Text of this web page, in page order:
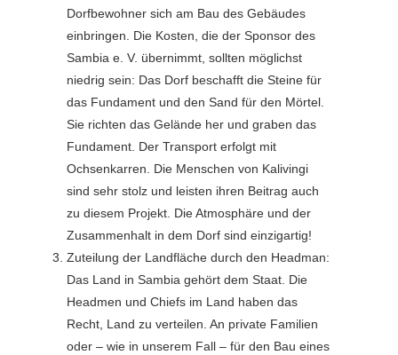
Dorfbewohner sich am Bau des Gebäudes
einbringen. Die Kosten, die der Sponsor des
Sambia e. V. übernimmt, sollten möglichst
niedrig sein: Das Dorf beschafft die Steine für
das Fundament und den Sand für den Mörtel.
Sie richten das Gelände her und graben das
Fundament. Der Transport erfolgt mit
Ochsenkarren. Die Menschen von Kalivingi
sind sehr stolz und leisten ihren Beitrag auch
zu diesem Projekt. Die Atmosphäre und der
Zusammenhalt in dem Dorf sind einzigartig!
Zuteilung der Landfläche durch den Headman:
Das Land in Sambia gehört dem Staat. Die
Headmen und Chiefs im Land haben das
Recht, Land zu verteilen. An private Familien
oder – wie in unserem Fall – für den Bau eines